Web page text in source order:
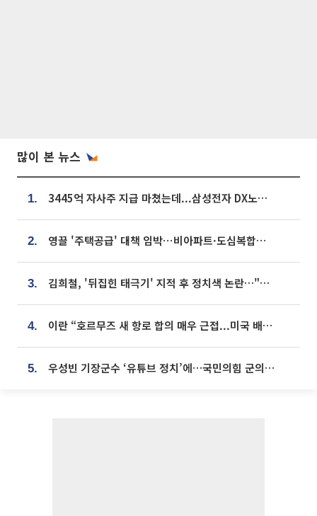
많이 본 뉴스
1. 3445억 자사주 지급 마쳤는데...삼성전자 DX노조, 뒤늦은 '떼쓰기 집회'
2. 영끌 '주택공급' 대책 임박⋯비아파트·도심복합까지 총동원
3. 김희철, '뒤집힌 태극기' 지적 후 정치색 논란…"좌우 떠나 우리나라 국기"
4. 이란 “호르무즈 새 항로 합의 매우 근접...미국 배상 먼저”
5. 우성빈 기장군수 ‘유튜브 정치’에…국민의힘 군의원들 집단 반발